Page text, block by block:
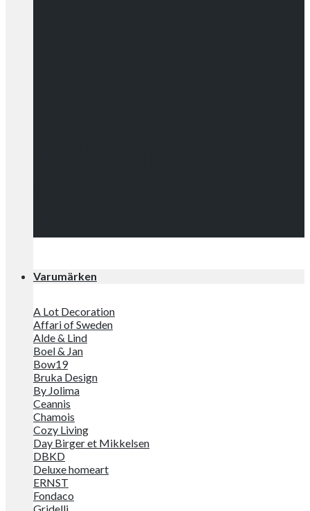
Varumärken
A Lot Decoration
Affari of Sweden
Alde & Lind
Boel & Jan
Bow19
Bruka Design
By Jolima
Ceannis
Chamois
Cozy Living
Day Birger et Mikkelsen
DBKD
Deluxe homeart
ERNST
Fondaco